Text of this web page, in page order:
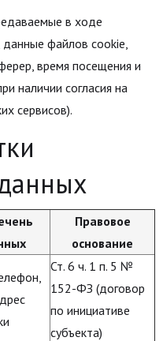
в ходе
файлов cookie,
время посещения и
наличии согласия на
сервисов).
Правовое
основание
Ст. 6 ч. 1 п. 5 №
152-ФЗ (договор
по инициативе
субъекта)